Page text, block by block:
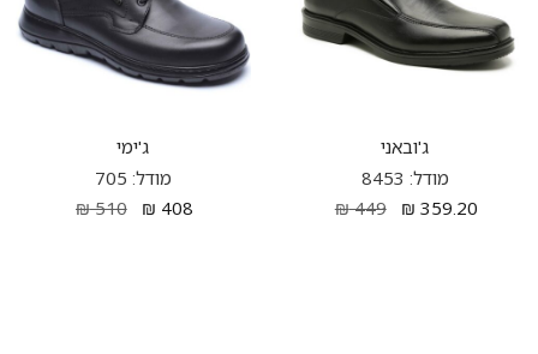
ג'ובאני
מודל: 8453
₪ 359.20
₪449
ג'ימי
מודל: 705
₪ 408
₪510